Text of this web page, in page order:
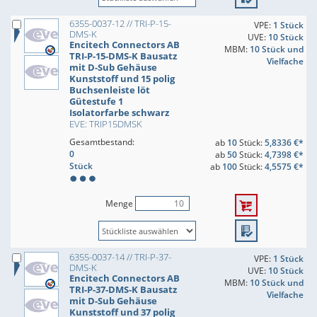
6355-0037-12 // TRI-P-15-
DMS-K
Encitech Connectors AB
TRI-P-15-DMS-K Bausatz
mit D-Sub Gehäuse
Kunststoff und 15 polig
Buchsenleiste löt
Gütestufe 1
Isolatorfarbe schwarz
EVE: TRIP15DMSK
VPE: 1 Stück
UVE: 10 Stück
MBM: 10 Stück und
Vielfache
Gesamtbestand:
0
Stück
ab 10Stück:5,8336 €*
ab50Stück:4,7398 €*
ab 100Stück:4,5575 €*
Menge
6355-0037-14 // TRI-P-37-
DMS-K
Encitech Connectors AB
TRI-P-37-DMS-K Bausatz
mit D-Sub Gehäuse
Kunststoff und 37 polig
VPE: 1 Stück
UVE: 10 Stück
MBM: 10 Stück und
Vielfache